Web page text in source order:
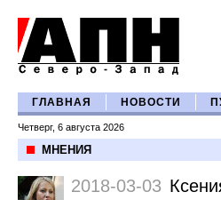
ГЛАВНАЯ НОВОСТИ
Четверг, 6 августа 2026
МНЕНИЯ
2018-03-03